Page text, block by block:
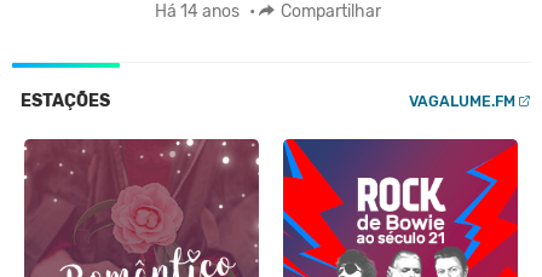
Há 14 anos • Compartilhar
ESTAÇÕES VAGALUME.FM